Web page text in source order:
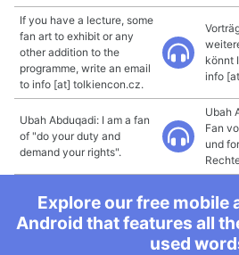
If you have a lecture, some
fan art to exhibit or any
other addition to the
programme, write an email
to info [at] tolkiencon.cz.
könnt
info
Ubah Abduqadi: I am a fan
of "do your duty and
demand your rights".
Ubah
Fan
und
Explore our free mobile
Android that features all
used